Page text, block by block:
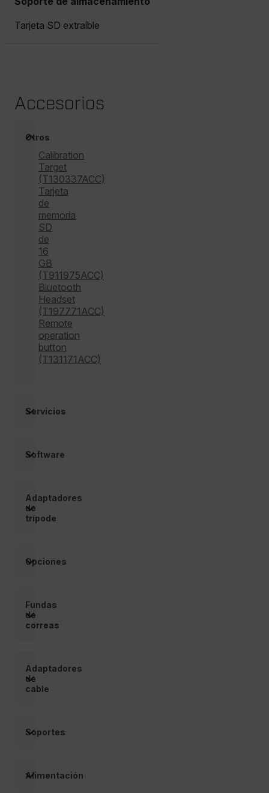
Tarjeta SD extraíble
Accesorios
Otros
Calibration
Target
(T130337ACC)
Tarjeta
de
memoria
SD
de
16
GB
(T911975ACC)
Bluetooth
Headset
(T197771ACC)
Remote
operation
button
(T131171ACC)
Servicios
Software
Adaptadores
de
trípode
Opciones
Fundas
de
correas
Adaptadores
de
cable
Soportes
Alimentación
COOKIES DE PREFERENCIAS
Las cookies estrictamente necesarias permiten la
funcionalidad principal del sitio web, como el inicio
web no se puede utilizar correctamente sin las
cart_products_skus
cashrun_session_id
cashrun_site_id
CS_FPC
x-ms-cpim-cache|[-